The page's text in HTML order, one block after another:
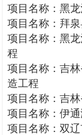
项目名称：黑
项目名称：拜
项目名称：黑
程
项目名称：吉
造工程
项目名称：吉
项目名称：伊
项目名称：双